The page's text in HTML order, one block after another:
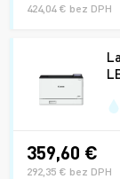
424,04 € bez DPH
359,60 €
292,35 € bez DPH